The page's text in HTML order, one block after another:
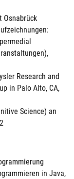
Osnabrück
Research and
in Palo Alto, CA,
Science) an
in Java,